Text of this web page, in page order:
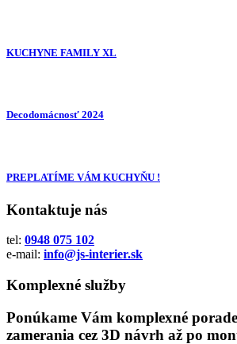
KUCHYNE FAMILY XL
Decodomácnosť 2024
PREPLATÍME VÁM KUCHYŇU !
Kontaktuje nás
tel: 0948 075 102
e-mail: info@js-interier.sk
Komplexné služby
Ponúkame Vám komplexné
zamerania cez 3D návrh až po